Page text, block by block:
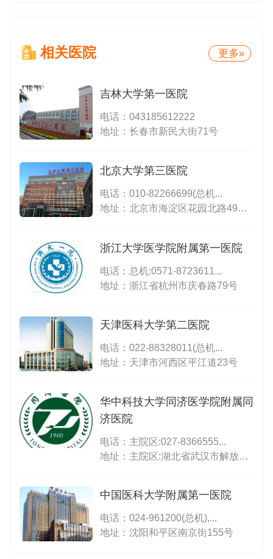
相关医院 更多»
吉林大学第一医院
电话： 043185612222
地址：长春市新民大街71号
北京大学第三医院
电话： 010-82266699(总机...
地址：北京市海淀区花园北路49号(本院)；北京市海淀区大有庄100号(党校院区);北京市海淀区西三旗育新花园小区(第二门诊部)；北京市海淀区中关村大街29号(海淀院区)
浙江大学医学院附属第一医院
电话： 总机:0571-8723611...
地址：浙江省杭州市庆春路79号
天津医科大学第二医院
电话： 022-88328011(总机...
地址：天津市河西区平江道23号
华中科技大学同济医学院附属同
济医院
电话： 主院区:027-8366555...
地址：主院区:湖北省武汉市解放大道1095号;光谷院区:武汉市东湖新技术开发区高新大道501号,位于东三环线与光谷三路之间,光谷生物城斜对面;中法新城院区:武汉市蔡甸区新天大道288号
中国医科大学附属第一医院
电话： 024-961200(总机),...
地址：沈阳和平区南京街155号